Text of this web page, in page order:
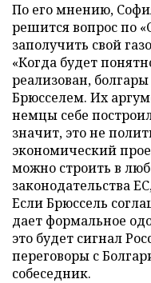
По его мнению,
решится вопрос по
заполучить свой
«Когда будет
реализован,
Брюсселем. Их
немцы себе
значит, это не
экономический
можно строить в
законодательства
Если Брюссель
дает формальное
это будет сигнал
переговоры с
собеседник.